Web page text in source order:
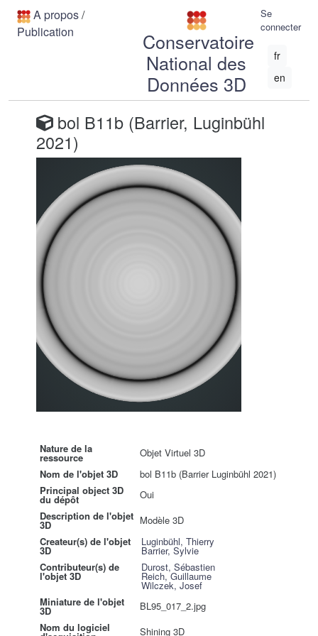
A propos/
Publication
Conservatoire
National des
Données 3D
Se
connecter
fr
en
bol B11b (Barrier, Luginbühl
2021)
Nature de la
ressource
Objet Virtuel 3D
Nom de l'objet 3D
bol B11b (Barrier Luginbühl 2021)
Principal object 3D
du dépôt
Oui
Description de l'objet
3D
Modèle 3D
Createur(s) de l'objet
3D
Luginbühl, Thierry
Barrier, Sylvie
Contributeur(s) de
l'objet 3D
Durost, Sébastien
Reich, Guillaume
Wilczek, Josef
Miniature de l'objet
3D
BL95_017_2.jpg
Nom du logiciel
Shining 3D